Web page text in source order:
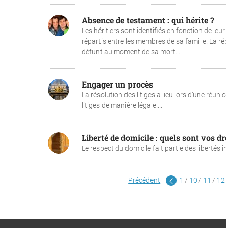
Absence de testament : qui hérite ?
Les héritiers sont identifiés en fonction de
répartis entre les membres de sa famille. La
défunt au moment de sa mort....
Engager un procès
La résolution des litiges a lieu lors d’une
litiges de manière légale....
Liberté de domicile : quels sont vos
Le respect du domicile fait partie des libertés
Précédent 1 10 11 12